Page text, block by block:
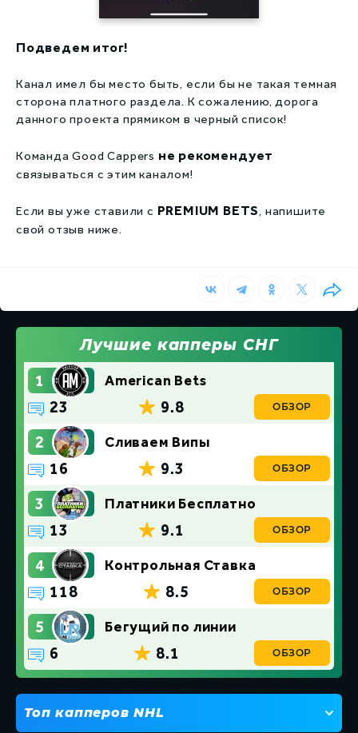
Подведем итог!
Канал имел бы место быть, если бы не такая темная
сторона платного раздела. К сожалению, дорога
данного проекта прямиком в черный список!
Команда Good Cappers не рекомендует
связываться с этим каналом!
Если вы уже ставили с PREMIUM BETS, напишите
свой отзыв ниже.
Лучшие капперы СНГ
1 American Bets
9.8
23 ОБЗОР
2 Сливаем Випы
9.3
16 ОБЗОР
3 Платники Бесплатно
9.1
13 ОБЗОР
4 Контрольная Ставка
8.5
118 ОБЗОР
5 Бегущий по линии
8.1
6 ОБЗОР
Топ капперов NHL